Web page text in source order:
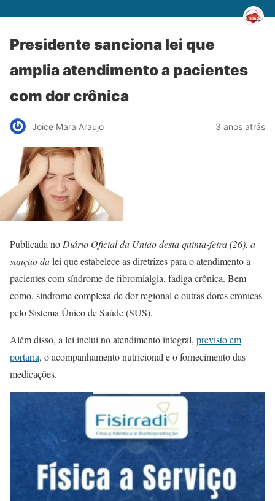
Presidente sanciona lei que
amplia atendimento a pacientes
com dor crônica
Joice Mara Araujo 3 anos atrás
Publicada no Diário Oficial da União desta quinta-feira (26), a
sanção dalei que estabelece as diretrizes para o atendimento a
pacientes com síndrome de fibromialgia, fadiga crônica. Bem
como, síndrome complexa de dor regional e outras dores crônicas
pelo Sistema Único de Saúde (SUS).
Além disso, a lei inclui no atendimento integral, previsto em
portaria, o acompanhamento nutricional e o fornecimento das
medicações.